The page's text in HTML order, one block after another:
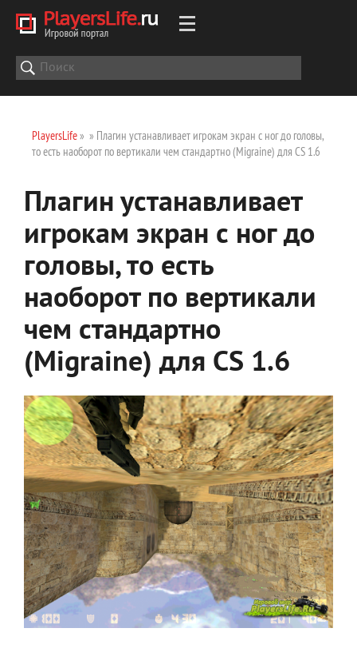
PlayersLife» » Плагин устанавливает игрокам экран с ног до головы,
то есть наоборот по вертикали чем стандартно (Migraine) для CS 1.6
Плагин устанавливает
игрокам экран с ног до
головы, то есть
наоборот по вертикали
чем стандартно
(Migraine) для CS 1.6